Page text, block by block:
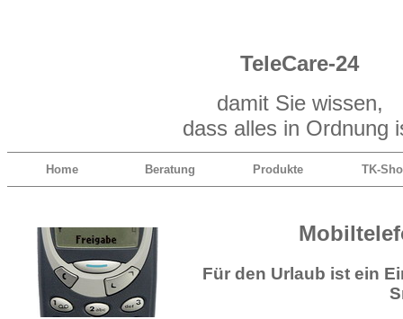
TeleCare-24
damit Sie wissen,
dass alles in Ordnung
Home Beratung Produkte TK-
Für den Urlaub ist ein